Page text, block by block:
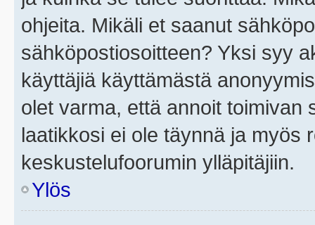
ohjeita. Mikäli et saanut
sähköpostiosoitteen? Yksi syy
käyttäjiä käyttämästä
olet varma, että annoit toimivan
laatikkosi ei ole täynnä ja myös
keskustelufoorumin ylläpitäjiin.
Ylös